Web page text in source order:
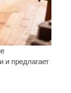
и предлагает